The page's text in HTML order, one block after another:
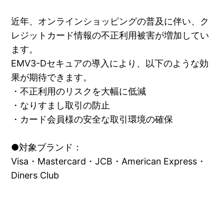
近年、オンラインショッピングの普及に伴い、ク
レジットカード情報の不正利用被害が増加してい
ます。
EMV3-Dセキュアの導入により、以下のような効
果が期待できます。
・不正利用のリスクを大幅に低減
・なりすまし取引の防止
・カード会員様の安全な取引環境の確保
●対象ブランド：
Visa・Mastercard・JCB・American Express・
Diners Club